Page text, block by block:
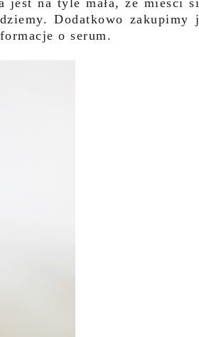
jest na tyle mała, że mieści
Dodatkowo zakupimy
o serum.